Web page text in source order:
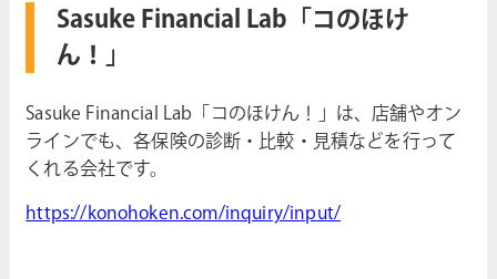
Sasuke Financial Lab「コのほけ
ん！」
Sasuke Financial Lab「コのほけん！」は、店舗やオン
ラインでも、各保険の診断・比較・見積などを行って
くれる会社です。
https://konohoken.com/inquiry/input/